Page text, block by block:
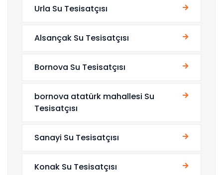
Urla Su Tesisatçısı
Alsançak Su Tesisatçısı
Bornova Su Tesisatçısı
bornova atatürk mahallesi Su
Tesisatçısı
Sanayi Su Tesisatçısı
Konak Su Tesisatçısı